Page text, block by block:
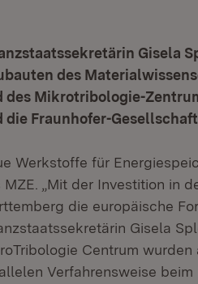
Gisela
des
des Mikrotribologie-
die Fraunhofer-
Werkstoffe für
MZE. „Mit der Investition in
die europäische
Gisela
Centrum
Verfahrensweise